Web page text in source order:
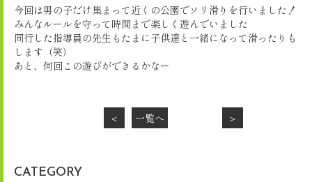
今回は男の子だけ集まって近くの公園でソリ滑りを行いました！
みんなルールを守って時間まで楽しく遊んでいました
同行した指導員の先生もたまに子供達と一緒になって滑ったりも
します（笑）
あと、何回この遊びができるかなー
＜ 一覧へ ＞
CATEGORY